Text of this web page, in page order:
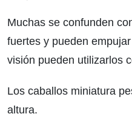
Muchas se confunden
fuertes y pueden
visión pueden utilizarlos
Los caballos miniatura
altura.